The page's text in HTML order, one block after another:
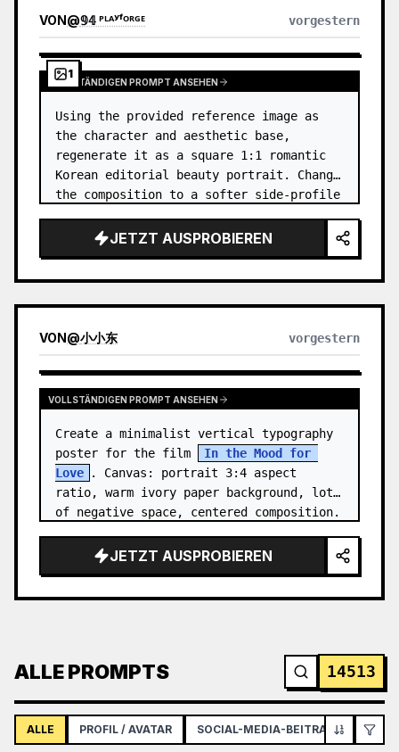
VON@𝟡𝟜 ᴾᴸᴬʸᶠᴼᴿᴳᴱ vorgestern
1
VOLLSTÄNDIGEN PROMPT ANSEHEN
Using the provided reference image as
the character and aesthetic base,
regenerate it as a square 1:1 romantic
Korean editorial beauty portrait. Change
the composition to a softer side-profile
eyes closed, gently smellin…
JETZT AUSPROBIEREN
VON@小小东 vorgestern
VOLLSTÄNDIGEN PROMPT ANSEHEN
Create a minimalist vertical typography
poster for the film
In the Mood for
Love
. Canvas: portrait 3:4 aspect
ratio, warm ivory paper background, lots
of negative space, centered composition.
JETZT AUSPROBIEREN
ALLE PROMPTS 14513
ALLE PROFIL / AVATAR SOCIAL-MEDIA-BEITRAG